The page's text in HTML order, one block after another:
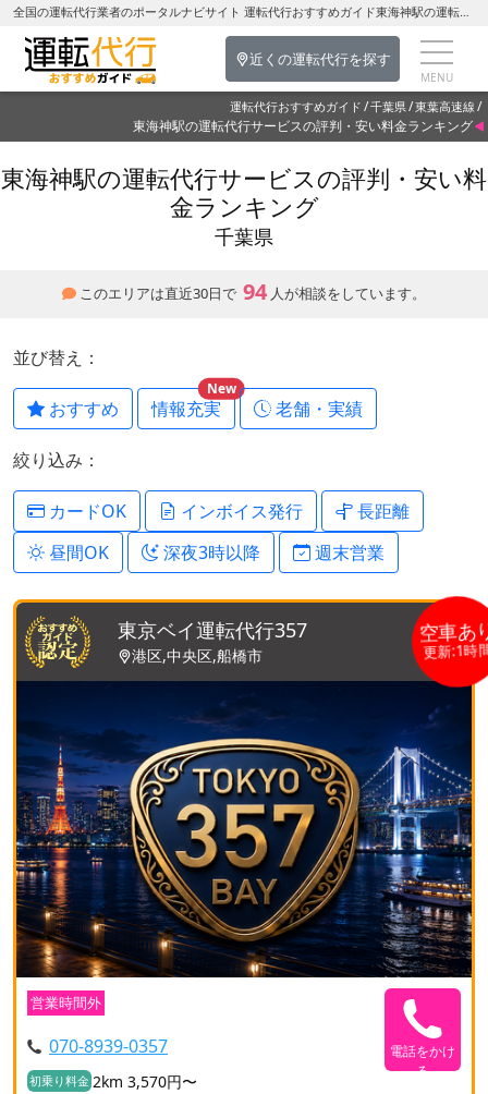
全国の運転代行業者のポータルナビサイト 運転代行おすすめガイド東海神駅の運転代行を探す-千葉県の運転代行
近くの運転代行を探す
運転代行おすすめガイド 千葉県 東葉高速線
東海神駅の運転代行サービスの評判・安い料金ランキング
東海神駅の運転代行サービスの評判・安い料
金ランキング
千葉県
このエリアは直近30日で 94 人が相談をしています。
並び替え：
おすすめ 情報充実
New
老舗・実績
絞り込み：
カードOK インボイス発行
長距離
昼間OK
深夜3時以降 週末営業
東京ベイ運転代行357
港区,中央区,船橋市
空車あ
更新:1時
営業時間外
070-8939-0357
初乗り料金 2km 3,570円〜
電話をかけ
る